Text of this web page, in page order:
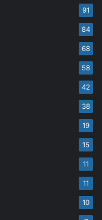
91
84
68
58
42
38
19
15
11
11
10